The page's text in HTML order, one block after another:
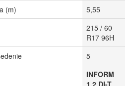
(m)
5,55
215 / 60
R17 96H
5
INFORM
1.2 DI-T